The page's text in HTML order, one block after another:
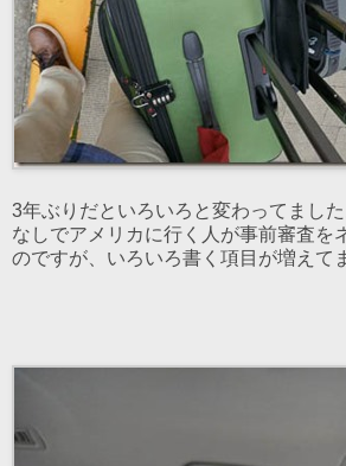
3年ぶりだといろいろと変わってまし
なしでアメリカに行く人が事前審査を
のですが、いろいろ書く項目が増えて